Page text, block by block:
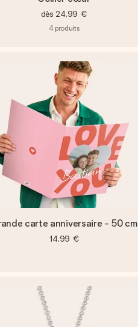
dès 24,99 €
4 produits
carte anniversaire - 50 cm
14,99 €